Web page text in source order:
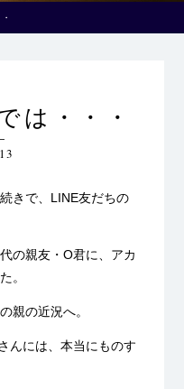
は・・・
きで、LINE友だちの
の親友・O君に、アカ
。
親の近況へ。
んには、本当にものす